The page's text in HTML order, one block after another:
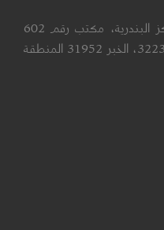
طريق الأمير فيصل بن فهد. مركز البندرية، مكتب رقم 602
الطابق السادس.، صندوق بريد 32239، الخبر 31952 المنطقة